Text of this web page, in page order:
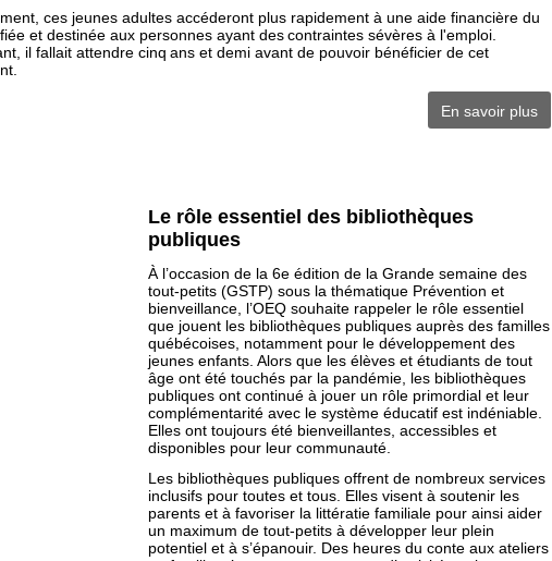
ces jeunes adultes accéderont plus rapidement à une aide financière du
et destinée aux personnes ayant des contraintes sévères à l'emploi.
il fallait attendre cinq ans et demi avant de pouvoir bénéficier de cet
En savoir plus
Le rôle essentiel des bibliothèques
publiques
À l’occasion de la 6e édition de la Grande semaine des
tout-petits (GSTP) sous la thématique Prévention et
bienveillance, l’OEQ souhaite rappeler le rôle essentiel
que jouent les bibliothèques publiques auprès des familles
québécoises, notamment pour le développement des
jeunes enfants. Alors que les élèves et étudiants de tout
âge ont été touchés par la pandémie, les bibliothèques
publiques ont continué à jouer un rôle primordial et leur
complémentarité avec le système éducatif est indéniable.
Elles ont toujours été bienveillantes, accessibles et
disponibles pour leur communauté.
Les bibliothèques publiques offrent de nombreux services
inclusifs pour toutes et tous. Elles visent à soutenir les
parents et à favoriser la littératie familiale pour ainsi aider
un maximum de tout-petits à développer leur plein
potentiel et à s’épanouir. Des heures du conte aux ateliers